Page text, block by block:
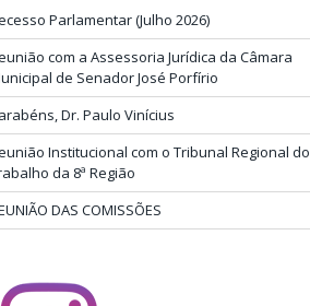
Parlamentar (Julho 2026)
com a Assessoria Jurídica da Câmara
de Senador José Porfírio
Dr. Paulo Vinícius
Institucional com o Tribunal Regional do
da 8ª Região
DAS COMISSÕES